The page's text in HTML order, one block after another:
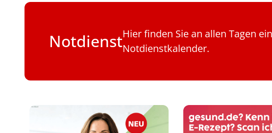
NotdienstHier finden Sie an allen Tagen
Notdienstkalender.